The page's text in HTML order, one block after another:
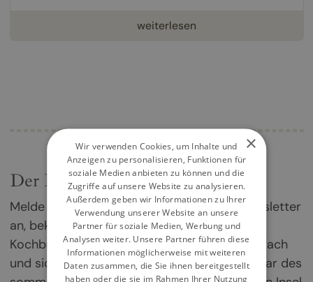
weiterlesen
Der Kochbuch-Newsletter
Melde dich jetzt für unseren Kochbuch-Newsletter
an, bekomme einmal im Monat die besten
Kochbuch-Empfehlungen direkt in dein Postfach
und sichere dir deine Chance auf ein Exemplar des
×
Wir verwenden Cookies, um Inhalte und
Anzeigen zu personalisieren, Funktionen für
soziale Medien anbieten zu können und die
Zugriffe auf unsere Website zu analysieren.
Außerdem geben wir Informationen zu Ihrer
Verwendung unserer Website an unsere
Partner für soziale Medien, Werbung und
Analysen weiter. Unsere Partner führen diese
Informationen möglicherweise mit weiteren
Daten zusammen, die Sie ihnen bereitgestellt
haben oder die sie im Rahmen Ihrer Nutzung